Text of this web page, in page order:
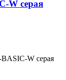
W серая
W серая